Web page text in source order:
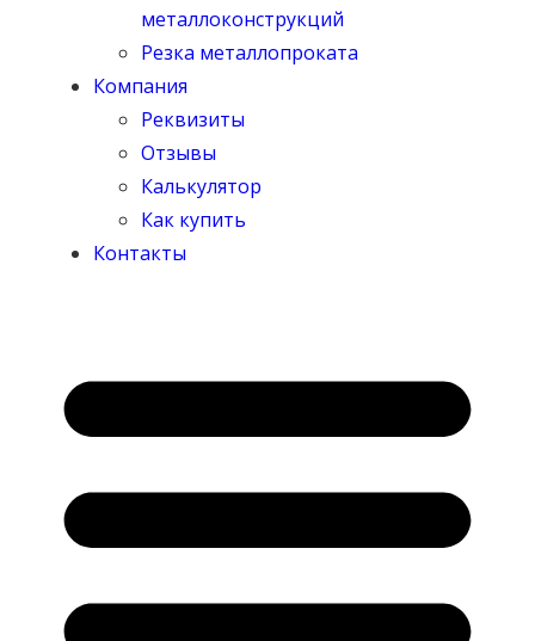
металлоконструкций
Резка металлопроката
Компания
Реквизиты
Отзывы
Калькулятор
Как купить
Контакты